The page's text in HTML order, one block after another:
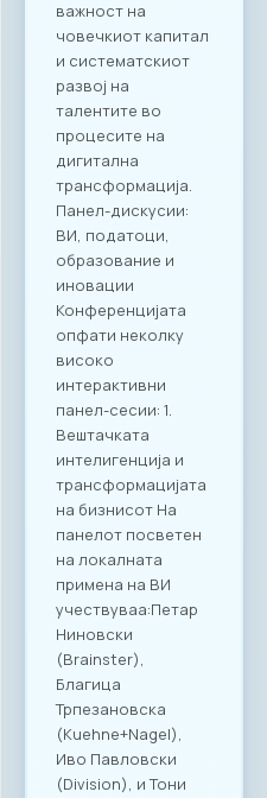
додадена
вредност Настанот
„CONNECT & TASTE“
е само почеток на
низата активности
кои имаат за цел
да ја зајакнат ИКТ
заедницата преку
квалитетно
вмрежување.
Комбинацијата на
врвна
гастрономија и
деловна дискусија
се покажа како
вистински модел
за поттикнување
на дијалог и
иновации во
секторот. МАСИТ
продолжува
посветено да
гради мостови и да
создава вредност
за своите членки,
поставувајќи нови,
повисоки
стандарди за
корпоративна
култура и
професионално
дружење во